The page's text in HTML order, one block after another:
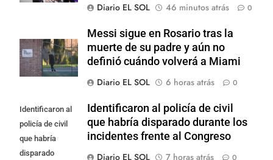
Diario EL SOL
46 minutos atrás 0
Messi sigue en Rosario tras la
muerte de su padre y aún no
definió cuándo volverá a Miami
Diario EL SOL
6 horas atrás 0
Identificaron al
policía de civil
que habría
disparado
Identificaron al policía de civil
que habría disparado durante los
incidentes frente al Congreso
Diario EL SOL
7 horas atrás 0